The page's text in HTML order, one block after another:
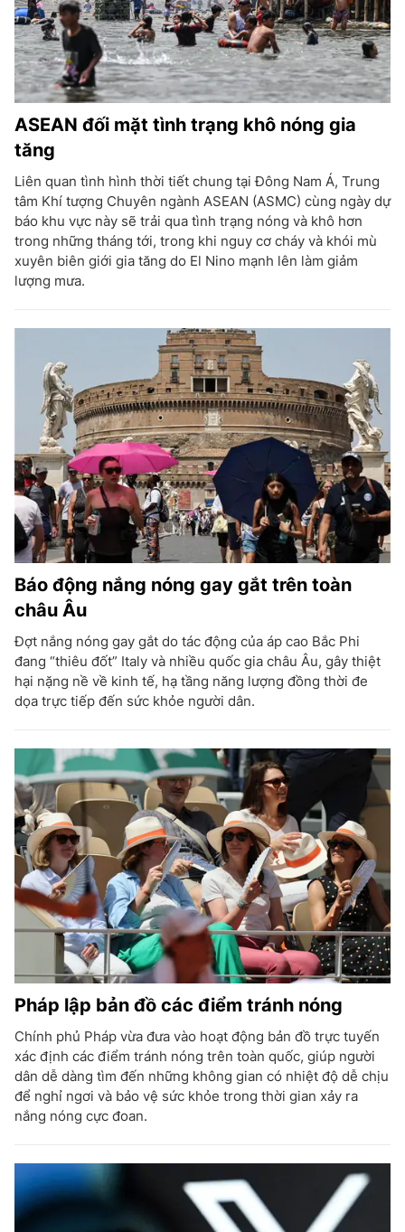
ASEAN đối mặt tình trạng khô nóng gia
tăng
Liên quan tình hình thời tiết chung tại Đông Nam Á, Trung
tâm Khí tượng Chuyên ngành ASEAN (ASMC) cùng ngày dự
báo khu vực này sẽ trải qua tình trạng nóng và khô hơn
trong những tháng tới, trong khi nguy cơ cháy và khói mù
xuyên biên giới gia tăng do El Nino mạnh lên làm giảm
lượng mưa.
Báo động nắng nóng gay gắt trên toàn
châu Âu
Đợt nắng nóng gay gắt do tác động của áp cao Bắc Phi
đang “thiêu đốt” Italy và nhiều quốc gia châu Âu, gây thiệt
hại nặng nề về kinh tế, hạ tầng năng lượng đồng thời đe
dọa trực tiếp đến sức khỏe người dân.
Pháp lập bản đồ các điểm tránh nóng
Chính phủ Pháp vừa đưa vào hoạt động bản đồ trực tuyến
xác định các điểm tránh nóng trên toàn quốc, giúp người
dân dễ dàng tìm đến những không gian có nhiệt độ dễ chịu
để nghỉ ngơi và bảo vệ sức khỏe trong thời gian xảy ra
nắng nóng cực đoan.